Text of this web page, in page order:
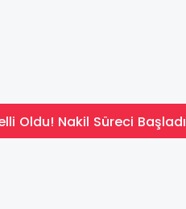
Oldu! Nakil Süreci Başladı